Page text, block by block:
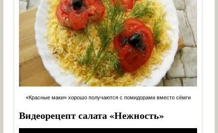
«Красные маки» хорошо получаются с помидорами вместо сёмги
Видеорецепт салата «Нежность»